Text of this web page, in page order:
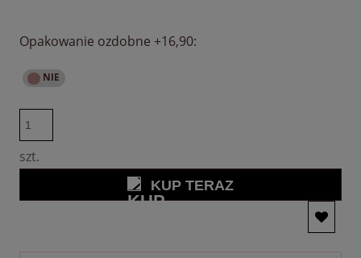
Opakowanie ozdobne +16,90:
szt.
KUP TERAZ